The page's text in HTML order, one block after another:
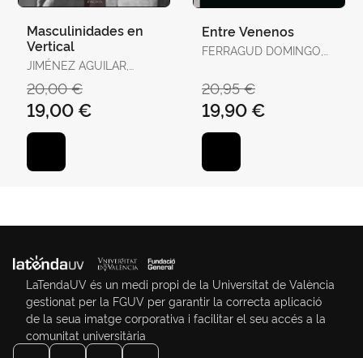
Masculinidades en
Vertical
JIMÉNEZ AGUILAR,
20,00 €
19,00 €
Entre Venenos
FERRAGUD DOMINGO,
20,95 €
19,90 €
LaTendaUV és un medi propi de la Universitat de València
gestionat per la FGUV per garantir la correcta aplicació
de la seua imatge corporativa i facilitar el seu accés a la
comunitat universitària